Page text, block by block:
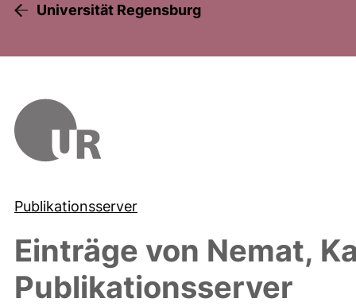
Universität Regensburg
Publikationsserver
Einträge von Nemat,
Publikationsserver